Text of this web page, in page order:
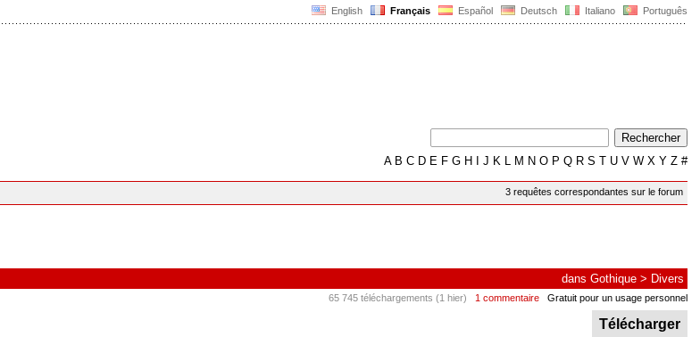
English Français Español Deutsch Italiano Português
AB C D E F G H J K L M N O P Q R S T U V W X Y Z #
3 requêtes correspondantes sur le forum
dans Gothique > Divers
65 745 téléchargements (1 hier) 1 commentaire Gratuit pour un usage personnel
Télécharger